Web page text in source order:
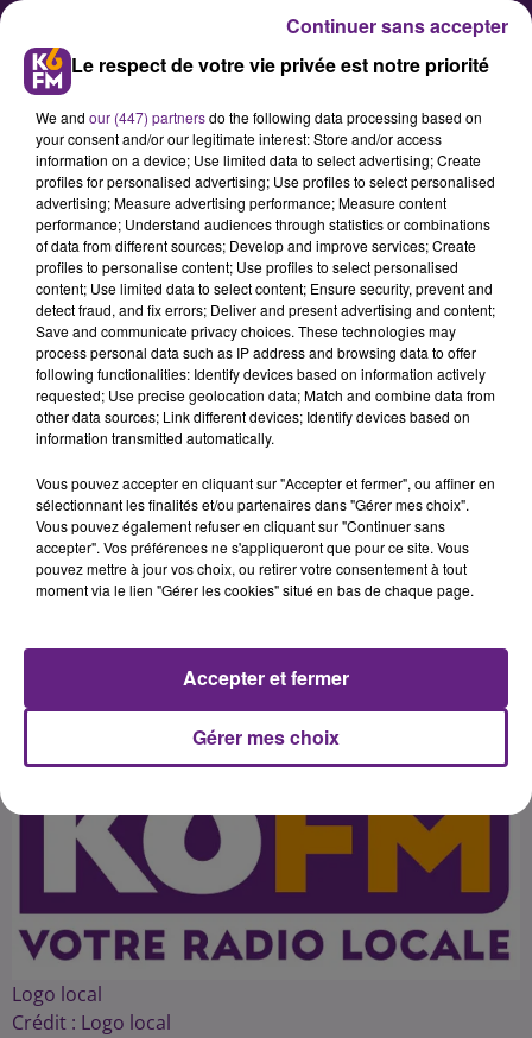
Foire de Dijon : Les vins
allemands à l'honneur à
Vinidivio
Ouvert depuis &nbsp;jeudi soir en
plein coeur de la Foire
Internationale et Gastronomique
amateurs de vins Vinidivio durera
jusqu'à lundi soir. Il propose de
découvrir et d'acheter une centaine
Publié : 6 novembre 2016 à 6h47 par 45
Logo local
Crédit : Logo local
Le respect de votre vie privée est notre priorité
We and our (447) partnersdo the following data processing based on
your consent and/or our legitimate interest: Store and/or access
information on a device; Use limited data to select advertising; Create
profiles for personalised advertising; Use profiles to select personalised
advertising; Measure advertising performance; Measure content
performance; Understand audiences through statistics or combinations
of data from different sources; Develop and improve services; Create
profiles to personalise content; Use profiles to select personalised
content; Use limited data to select content; Ensure security, prevent and
detect fraud, and fix errors; Deliver and present advertising and content;
Save and communicate privacy choices. These technologies may
process personal data such as IP address and browsing data to offer
following functionalities: Identify devices based on information actively
requested; Use precise geolocation data; Match and combine data from
other data sources; Link different devices; Identify devices based on
information transmitted automatically.
Vous pouvez accepter en cliquant sur "Accepter et fermer", ou affiner en
sélectionnant les finalités et/ou partenaires dans "Gérer mes choix".
Vous pouvez également refuser en cliquant sur "Continuer sans
accepter". Vos préférences ne s'appliqueront que pour ce site. Vous
pouvez mettre à jour vos choix, ou retirer votre consentement à tout
moment via le lien "Gérer les cookies" situé en bas de chaque page.
Gérer mes choix
Accepter et fermer
Continuer sans accepter